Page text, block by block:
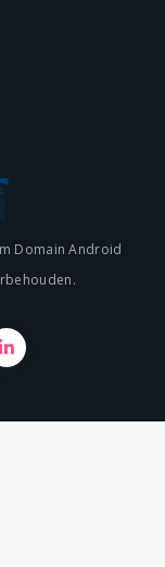
Domain Android